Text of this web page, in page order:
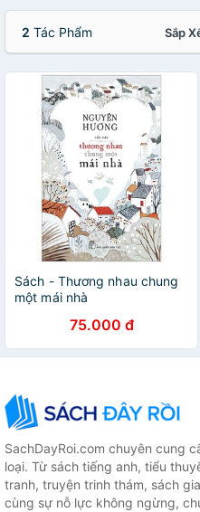
2 Tác Phẩm Sắp
Sách - Thương nhau chung
một mái nhà
75.000 đ
SachDayRoi.com chuyên cung
loại. Từ sách tiếng anh, tiểu
tranh, truyện trinh thám, sách
cùng sự nỗ lực không ngừng,